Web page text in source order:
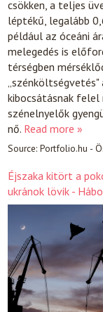
csökken, a teljes
léptékű, legalább
például az óceáni
melegedés is
térségben
kibocsátásnak felel
szénelnyelők
nő. Read more »
Source:Portfolio.hu -
Éjszaka kitört a
ukránok lövik -